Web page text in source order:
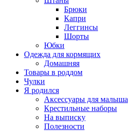
Брюки
Капри
Леггинсы
Шорты
Юбки
Одежда для кормящих
Домашняя
Товары в роддом
Чулки
Я родился
Аксессуары для малыша
Крестильные наборы
На выписку
Полезности